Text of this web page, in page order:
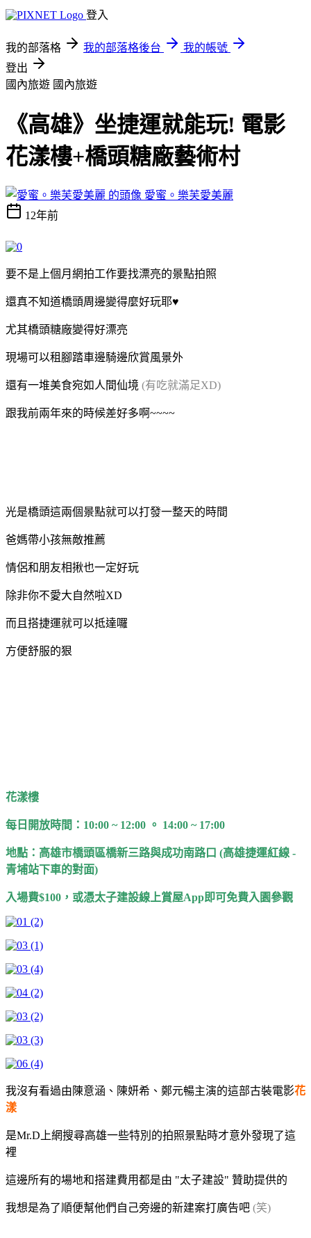
登入
我的部落格 我的部落格後台
我的帳號
登出
國內旅遊 國內旅遊
《高雄》坐捷運就能玩! 電影
花漾樓+橋頭糖廠藝術村
愛蜜。樂芙愛美麗
12年前
要不是上個月網拍工作要找漂亮的景點拍照
還真不知道橋頭周邊變得麼好玩耶♥
尤其橋頭糖廠變得好漂亮
現場可以租腳踏車邊騎邊欣賞風景外
還有一堆美食宛如人間仙境 (有吃就滿足XD)
跟我前兩年來的時候差好多啊~~~~
光是橋頭這兩個景點就可以打發一整天的時間
爸媽帶小孩無敵推薦
情侶和朋友相揪也一定好玩
除非你不愛大自然啦XD
而且搭捷運就可以抵達囉
方便舒服的狠
花漾樓
每日開放時間：10:00 ~ 12:00 。 14:00 ~ 17:00
地點：高雄市橋頭區橋新三路與成功南路口 (高雄捷運紅線 -
青埔站下車的對面)
入場費$100，或憑太子建設線上賞屋App即可免費入園參觀
我沒有看過由陳意涵、陳妍希、鄭元暢主演的這部古裝電影花
漾
是Mr.D上網搜尋高雄一些特別的拍照景點時才意外發現了這
裡
這邊所有的場地和搭建費用都是由 "太子建設" 贊助提供的
我想是為了順便幫他們自己旁邊的新建案打廣告吧 (笑)